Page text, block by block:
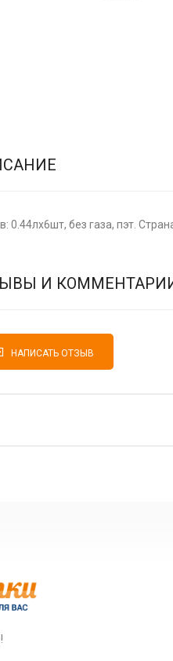
0.44лх6шт, без газа, пэт.
И
НАПИСАТЬ ОТЗЫВ